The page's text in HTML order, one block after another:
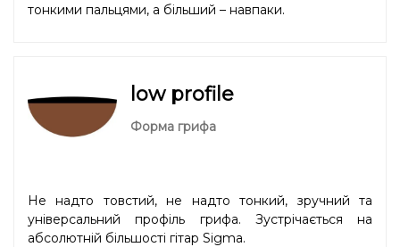
тонкими пальцями, а більший – навпаки.
low profile
Форма грифа
Не надто товстий, не надто тонкий, зручний та
універсальний профіль грифа. Зустрічається на
абсолютній більшості гітар Sigma.